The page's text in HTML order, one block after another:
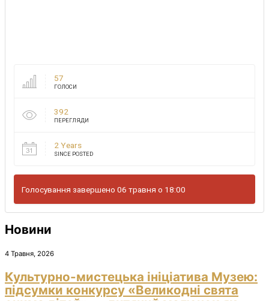
57
ГОЛОСИ
392
ПЕРЕГЛЯДИ
2 Years
SINCE POSTED
Голосування завершено 06 травня о 18:00
Новини
4 Травня, 2026
Культурно-мистецька ініціатива Музею:
підсумки конкурсу «Великодні свята